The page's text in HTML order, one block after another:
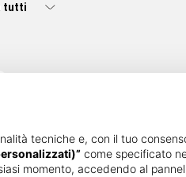
tutti
tecniche e, con il tuo
come specificato
momento, accedendo al